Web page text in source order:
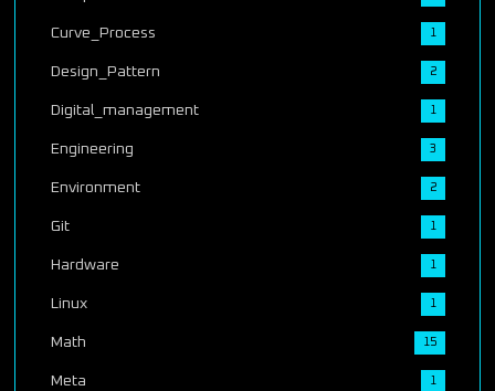
Curve_Process 1
Design_Pattern 2
Digital_management 1
Engineering 3
Environment 2
Git 1
Hardware 1
Linux 1
Math 15
Meta 1